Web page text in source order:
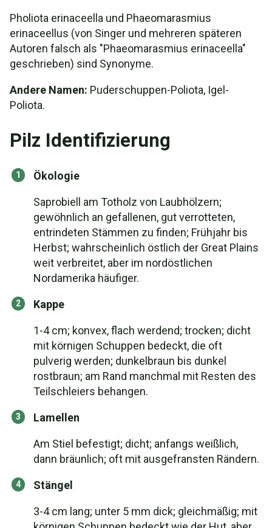
Pholiota erinaceella und Phaeomarasmius
erinaceellus (von Singer und mehreren späteren
Autoren falsch als "Phaeomarasmius erinaceella"
geschrieben) sind Synonyme.
Andere Namen: Puderschuppen-Poliota, Igel-
Poliota.
Pilz Identifizierung
Ökologie
Saprobiell am Totholz von Laubhölzern;
gewöhnlich an gefallenen, gut verrotteten,
entrindeten Stämmen zu finden; Frühjahr bis
Herbst; wahrscheinlich östlich der Great Plains
weit verbreitet, aber im nordöstlichen
Nordamerika häufiger.
Kappe
1-4 cm; konvex, flach werdend; trocken; dicht
mit körnigen Schuppen bedeckt, die oft
pulverig werden; dunkelbraun bis dunkel
rostbraun; am Rand manchmal mit Resten des
Teilschleiers behangen.
Lamellen
Am Stiel befestigt; dicht; anfangs weißlich,
dann bräunlich; oft mit ausgefransten Rändern.
Stängel
3-4 cm lang; unter 5 mm dick; gleichmäßig; mit